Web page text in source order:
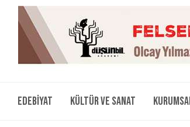
Edebiyat Kültür ve Sanat